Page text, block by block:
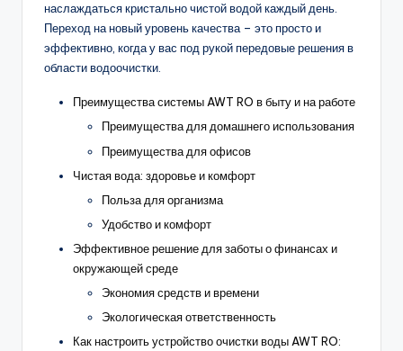
наслаждаться кристально чистой водой каждый день.
Переход на новый уровень качества – это просто и
эффективно, когда у вас под рукой передовые решения в
области водоочистки.
Преимущества системы AWT RO в быту и на работе
Преимущества для домашнего использования
Преимущества для офисов
Чистая вода: здоровье и комфорт
Польза для организма
Удобство и комфорт
Эффективное решение для заботы о финансах и
окружающей среде
Экономия средств и времени
Экологическая ответственность
Как настроить устройство очистки воды AWT RO: